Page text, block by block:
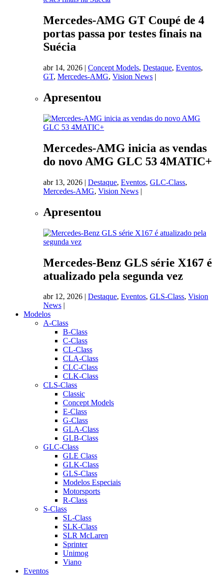
Mercedes-AMG GT Coupé de 4
portas passa por testes finais na
Suécia
abr 14, 2026 | Concept Models, Destaque, Eventos,
GT, Mercedes-AMG, Vision News |
Apresentou
Mercedes-AMG inicia as vendas
do novo AMG GLC 53 4MATIC+
abr 13, 2026 | Destaque, Eventos, GLC-Class,
Mercedes-AMG, Vision News |
Apresentou
Mercedes-Benz GLS série X167 é
atualizado pela segunda vez
abr 12, 2026 | Destaque, Eventos, GLS-Class, Vision
News |
Modelos
A-Class
B-Class
C-Class
CL-Class
CLA-Class
CLC-Class
CLK-Class
CLS-Class
Classic
Concept Models
E-Class
G-Class
GLA-Class
GLB-Class
GLC-Class
GLE Class
GLK-Class
GLS-Class
Modelos Especiais
Motorsports
R-Class
S-Class
SL-Class
SLK-Class
SLR McLaren
Sprinter
Unimog
Viano
Eventos